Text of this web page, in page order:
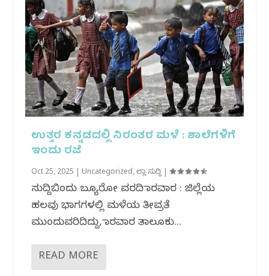
ಉತ್ತರ ಕನ್ನಡದಲ್ಲಿ ನಿರಂತರ ಮಳೆ : ಶಾಲೆಗಳಿಗೆ
ಇಂದು ರಜೆ
Oct 25, 2025 Uncategorized,ಜಿಲ್ಲಾ ಸುದ್ದಿ |
ಸುದ್ದಿಬಿಂದು ಬ್ಯೂರೋ ವರದಿ ಕಾರವಾರ : ಜಿಲ್ಲೆಯ
ಹಲವು ಭಾಗಗಳಲ್ಲಿ ಮಳೆಯ ತೀವ್ರತೆ
ಮುಂದುವರಿದಿದ್ದು, ಕಾರವಾರ ತಾಲೂಕು...
READ MORE